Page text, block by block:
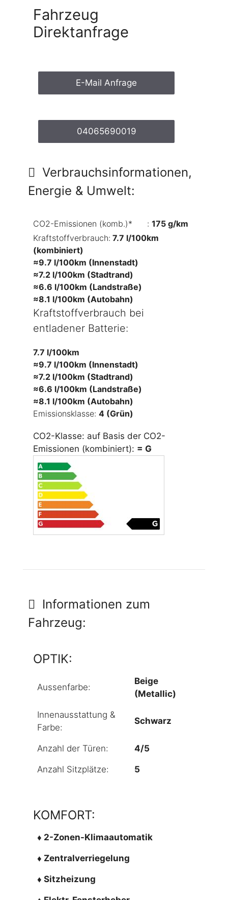
Fahrzeug
Direktanfrage
E-Mail Anfrage
04065690019
Verbrauchsinformationen,
Energie & Umwelt:
CO2-Emissionen (komb.)* : 175 g/km
Kraftstoffverbrauch: 7.7 l/100km
(kombiniert)
≈9.7 l/100km (Innenstadt)
≈7.2 l/100km (Stadtrand)
≈6.6 l/100km (Landstraße)
≈8.1 l/100km (Autobahn)
Kraftstoffverbrauch bei
entladener Batterie:
7.7 l/100km
≈9.7 l/100km (Innenstadt)
≈7.2 l/100km (Stadtrand)
≈6.6 l/100km (Landstraße)
≈8.1 l/100km (Autobahn)
Emissionsklasse: 4 (Grün)
CO2-Klasse: auf Basis der CO2-
Emissionen (kombiniert): = G
Informationen zum
Fahrzeug:
OPTIK:
Aussenfarbe:
Beige
(Metallic)
Innenausstattung &
Farbe:
Schwarz
Anzahl der Türen: 4/5
Anzahl Sitzplätze: 5
KOMFORT:
♦ 2-Zonen-Klimaautomatik
♦ Zentralverriegelung
♦ Sitzheizung